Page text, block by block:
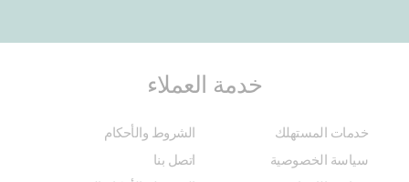
خدمة العملاء
خدمات المستهلك
الشروط والأحكام
سياسة الخصوصية
اتصل بنا